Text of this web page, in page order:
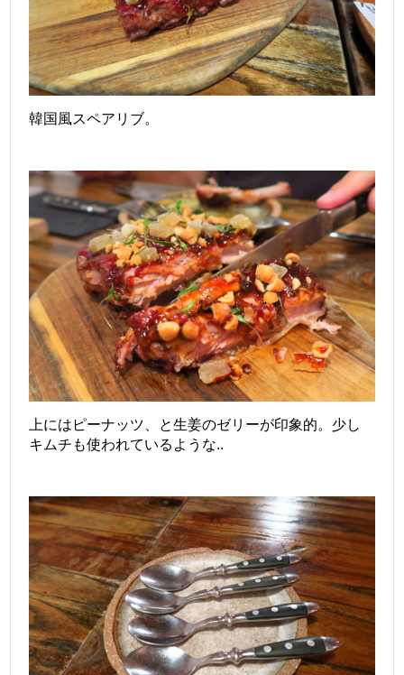
韓国風スペアリブ。
上にはピーナッツ、と生姜のゼリーが印象的。少し
キムチも使われているような..